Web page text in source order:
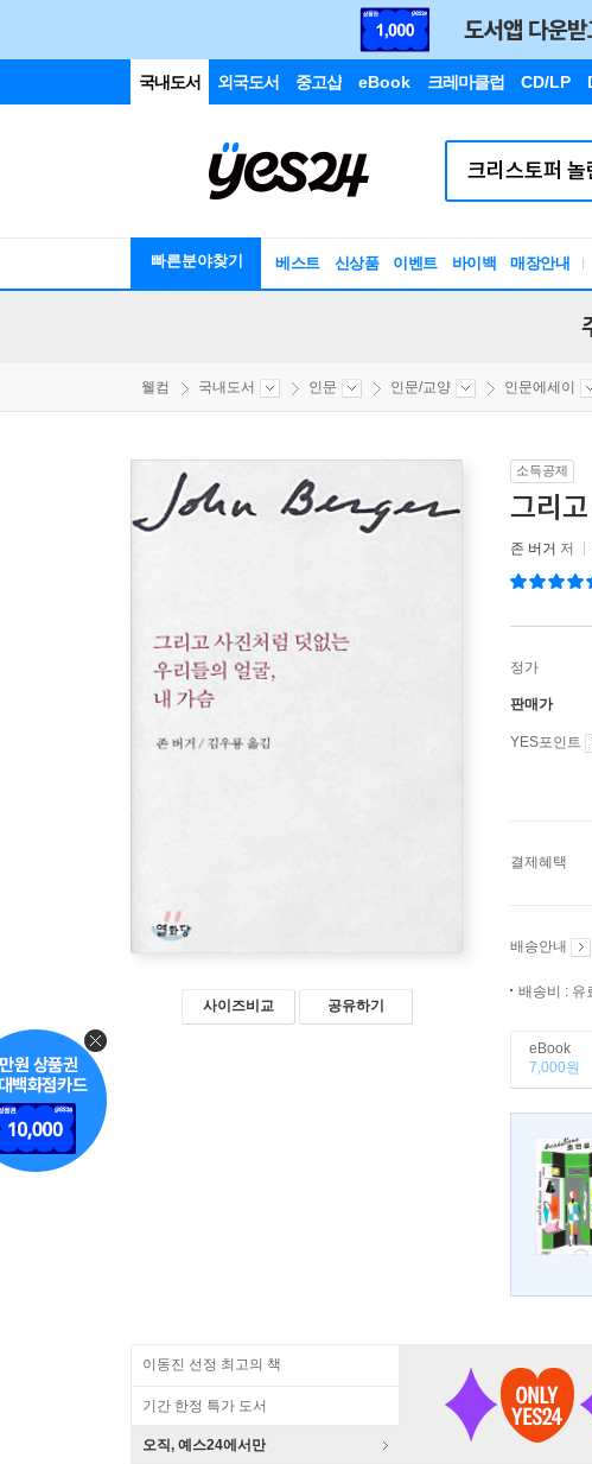
국내도서 외국도서 중고샵 eBook 크레마클럽 CD/LP
빠른분야찾기 베스트 신상품 이벤트 바이백 매장안내
웰컴 국내도서 인문 인문/교양 인문에세이
사이즈비교 공유하기
소득공제
그리
존 버거 저
정가
판매가
YES포인트
결제혜택
배송안내
배송비 : 유
eBook
7,000원
이동진 선정 최고의 책
기간 한정 특가 도서
오직, 예스24에서만